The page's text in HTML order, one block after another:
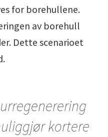
for borehullene.
av borehull
Dette scenarioet
kortere